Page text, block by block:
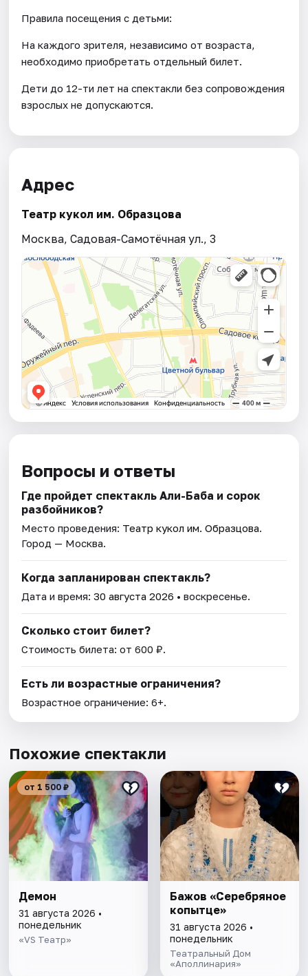
Правила посещения с детьми:
На каждого зрителя, независимо от возраста,
необходимо приобретать отдельный билет.
Дети до 12-ти лет на спектакли без сопровождения
взрослых не допускаются.
Адрес
Театр кукол им. Образцова
Москва, Садовая-Самотёчная ул., 3
Вопросы и ответы
Где пройдет спектакль Али-Баба и сорок
разбойников?
Место проведения: Театр кукол им. Образцова.
Город — Москва.
Когда запланирован спектакль?
Дата и время:30 августа 2026 • воскресенье.
Сколько стоит билет?
Стоимость билета: от 600 ₽.
Есть ли возрастные ограничения?
Возрастное ограничение: 6+.
Похожие спектакли
от 1 500 ₽
Демон
31 августа 2026 •
понедельник
«VS Театр»
Бажов «Серебряное
копытце»
31 августа 2026 •
понедельник
Театральный Дом
«Аполлинария»